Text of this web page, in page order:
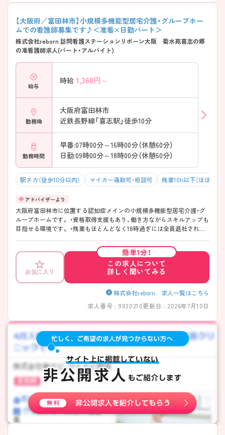
【大阪府／富田林市】小規模多機能型居宅介護・グループホー
ムでの看護師募集です♪＜准看×日勤パート＞
株式会社reborn 訪問看護ステーションリボーン大阪 菊水苑喜志の郷
の准看護師求人(パート・アルバイト)
給与
時給 1,360円～
勤務地
大阪府富田林市
近鉄長野線「喜志駅」徒歩10分
勤務時間
早番:07時00分～16時00分（休憩60分）
日勤:09時00分～18時00分（休憩60分）
駅チカ（徒歩10分以内） マイカー通勤可・相談可 残業10h以下（ほぼなし）
大阪府富田林市に位置する認知症メインの小規模多機能型居宅介護・グ
ループホームです。 ・資格取得支援もあり、働き方ながらスキルアップも
目指せる環境です。 ・残業もほとんどなく18時過ぎには全員退社されて
お気に入り
簡単1分！
この求人について
詳しく聞いてみる
株式会社reborn 求人一覧はこちら
求人番号 : 9830210更新日 : 2026年7月10日